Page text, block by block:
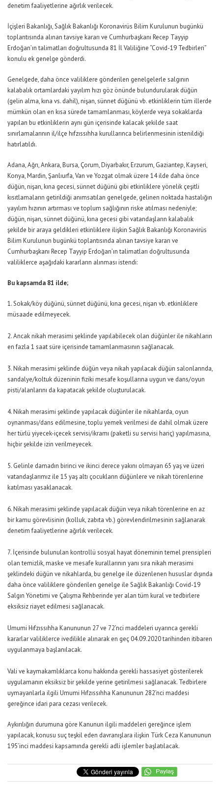
denetim faaliyetlerine ağırlık verilecek.
İçişleri Bakanlığı, Sağlık Bakanlığı Koronavirüs Bilim Kurulunun bugünkü
toplantısında alınan tavsiye kararı ve Cumhurbaşkanı Recep Tayyip
Erdoğan’ın talimatları doğrultusunda 81 İl Valiliğine “Covid-19 Tedbirleri”
konulu ek genelge gönderdi.
Genelgede, daha önce valiliklere gönderilen genelgelerle salgının
kalabalık ortamlardaki yayılım hızı göz önünde bulundurularak düğün
(gelin alma, kına vs. dahil), nişan, sünnet düğünü vb. etkinliklerin tüm illerde
mümkün olan en kısa sürede tamamlanması, köylerde veya sokaklarda
yapılan bu etkinliklerin aynı gün içerisinde kalacak şekilde saat
sınırlamalarının il/ilçe hıfzıssıhha kurullarınca belirlenmesinin istenildiği
hatırlatıldı.
Adana, Ağrı, Ankara, Bursa, Çorum, Diyarbakır, Erzurum, Gaziantep, Kayseri,
Konya, Mardin, Şanlıurfa, Van ve Yozgat olmak üzere 14 ilde daha önce
düğün, nişan, kına gecesi, sünnet düğünü gibi etkinliklere yönelik çeşitli
kısıtlamaların getirildiği anımsatılan genelgede, gelinen noktada hastalığın
yayılım hızının artırması ve toplum sağlığının riske atılması nedeniyle;
düğün, nişan, sünnet düğünü, kına gecesi gibi vatandaşların kalabalık
şekilde bir araya geldikleri etkinliklere ilişkin Sağlık Bakanlığı Koronavirüs
Bilim Kurulunun bugünkü toplantısında alınan tavsiye kararı ve
Cumhurbaşkanı Recep Tayyip Erdoğan’ın talimatları doğrultusunda
valiliklerce aşağıdaki kararların alınması istendi:
Bu kapsamda 81 ilde;
1. Sokak/köy düğünü, sünnet düğünü, kına gecesi, nişan vb. etkinliklere
müsaade edilmeyecek.
2. Ancak nikah merasimi şeklinde yapılabilecek olan düğünler ile nikahların
en fazla 1 saat süre içerisinde tamamlanmasının sağlanacak.
3. Nikah merasimi şeklinde düğün veya nikah yapılacak düğün salonlarında,
sandalye/koltuk düzeninin fiziki mesafe koşullarına uygun ve dans/oyun
pisti/alanlarını da kapatacak şekilde oluşturulacak.
4. Nikah merasimi şeklinde yapılacak düğünler ile nikahlarda, oyun
oynanması/dans edilmesine, toplu yemek verilmesi de dahil olmak üzere
her türlü yiyecek-içecek servisi/ikramı (paketli su servisi hariç) yapılmasına,
hiçbir şekilde izin verilmeyecek.
5. Gelinle damadın birinci ve ikinci derece yakını olmayan 65 yaş ve üzeri
vatandaşlarımız ile 15 yaş altı çocukların düğünlere ve nikah törenlerine
katılması yasaklanacak.
6. Nikah merasimi şeklinde yapılacak düğün veya nikah törenlerine en az
bir kamu görevlisinin (kolluk, zabıta vb.) görevlendirilmesinin sağlanarak
denetim faaliyetlerine ağırlık verilecek.
7. İçerisinde bulunulan kontrollü sosyal hayat döneminin temel prensipleri
olan temizlik, maske ve mesafe kurallarının yanı sıra nikah merasimi
şeklindeki düğün ve nikahlarda, bu genelge ile düzenlenen hususlar dışında
daha önce valiliklere gönderilen genelge ile Sağlık Bakanlığı Covid-19
Salgın Yönetimi ve Çalışma Rehberinde yer alan tüm kural ve tedbirlere
eksiksiz riayet edilmesi sağlanacak.
Umumi Hıfzıssıhha Kanununun 27 ve 72’nci maddeleri uyarınca gerekli
kararlar valiliklerce ivedilikle alınarak en geç 04.09.2020 tarihinden itibaren
uygulanmaya başlanılacak.
Vali ve kaymakamlıklarca konu hakkında gerekli hassasiyet gösterilerek
uygulamanın eksiksiz bir şekilde yerine getirilmesi sağlanacak. Tedbirlere
uymayanlarla ilgili Umumi Hıfzıssıhha Kanununun 282’nci maddesi
gereğince idari para cezası verilecek.
Aykırılığın durumuna göre Kanunun ilgili maddeleri gereğince işlem
yapılacak, konusu suç teşkil eden davranışlara ilişkin Türk Ceza Kanununun
195’inci maddesi kapsamında gerekli adli işlemler başlatılacak.